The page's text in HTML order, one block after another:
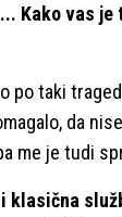
Kako vas
po taki
da
me je tudi
klasična